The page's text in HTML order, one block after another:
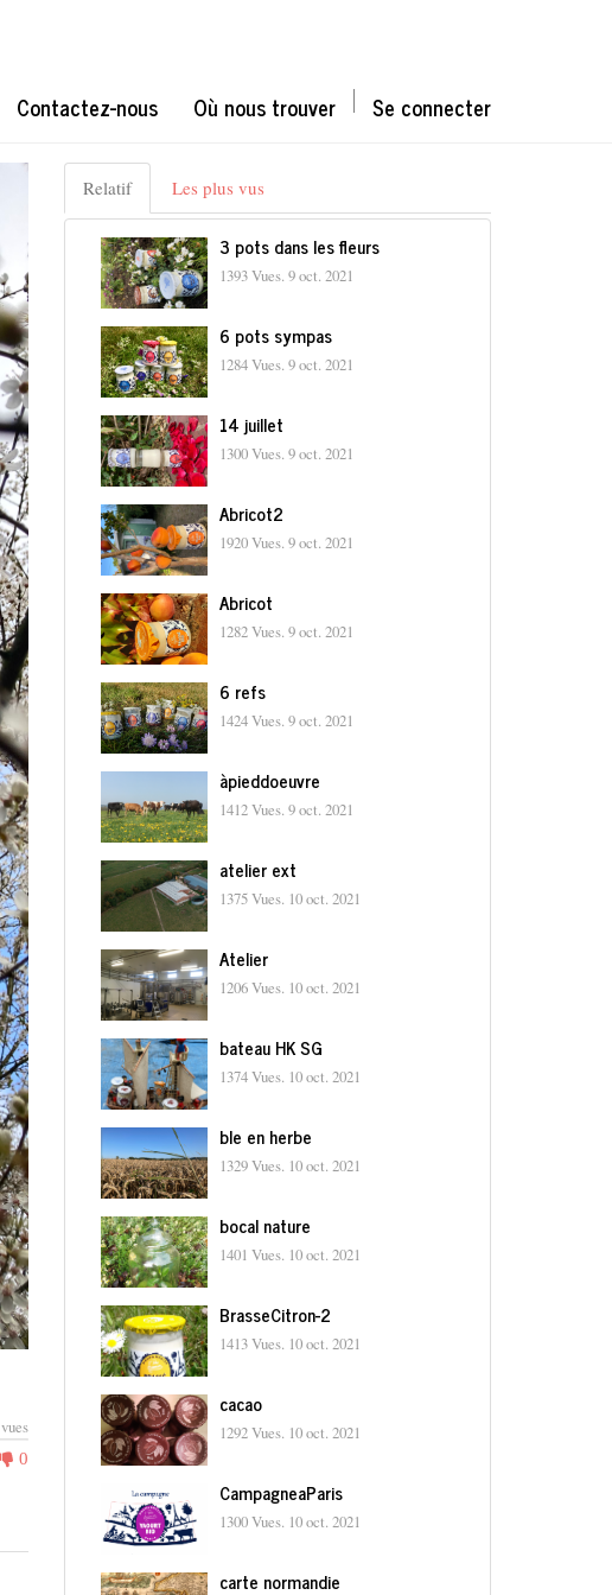
Contactez-nous Où nous trouver Se connecter
vues
0
Relatif Les plus vus
3 pots dans les fleurs
1393 Vues. 9 oct. 2021
6 pots sympas
1284 Vues. 9 oct. 2021
14 juillet
1300 Vues. 9 oct. 2021
Abricot2
1920 Vues. 9 oct. 2021
Abricot
1282 Vues. 9 oct. 2021
6 refs
1424 Vues. 9 oct. 2021
àpieddoeuvre
1412 Vues. 9 oct. 2021
atelier ext
1375 Vues. 10 oct. 2021
Atelier
1206 Vues. 10 oct. 2021
bateau HK SG
1374 Vues. 10 oct. 2021
ble en herbe
1329 Vues. 10 oct. 2021
bocal nature
1401 Vues. 10 oct. 2021
BrasseCitron-2
1413 Vues. 10 oct. 2021
cacao
1292 Vues. 10 oct. 2021
CampagneaParis
1300 Vues. 10 oct. 2021
carte normandie